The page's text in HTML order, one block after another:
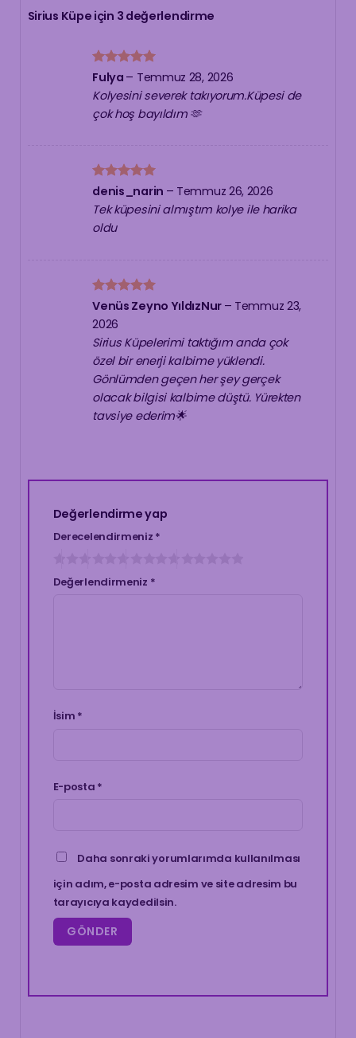
Sirius Küpe için 3 değerlendirme
5 üzerinden
oy aldı
Fulya – Temmuz 28, 2026
Kolyesini severek takıyorum.Küpesi de
çok hoş bayıldım 🫶
5 üzerinden
oy aldı
denis_narin – Temmuz 26, 2026
Tek küpesini almıştım kolye ile harika
oldu
5 üzerinden
Venüs Zeyno YıldızNur – Temmuz 23,
2026
Sirius Küpelerimi taktığım anda çok
özel bir enerji kalbime yüklendi.
Gönlümden geçen her şey gerçek
olacak bilgisi kalbime düştü. Yürekten
tavsiye ederim🌟
Değerlendirme yap
Derecelendirmeniz *
Değerlendirmeniz *
İsim *
E-posta *
Daha sonraki yorumlarımda kullanılması
için adım, e-posta adresim ve site adresim bu
tarayıcıya kaydedilsin.